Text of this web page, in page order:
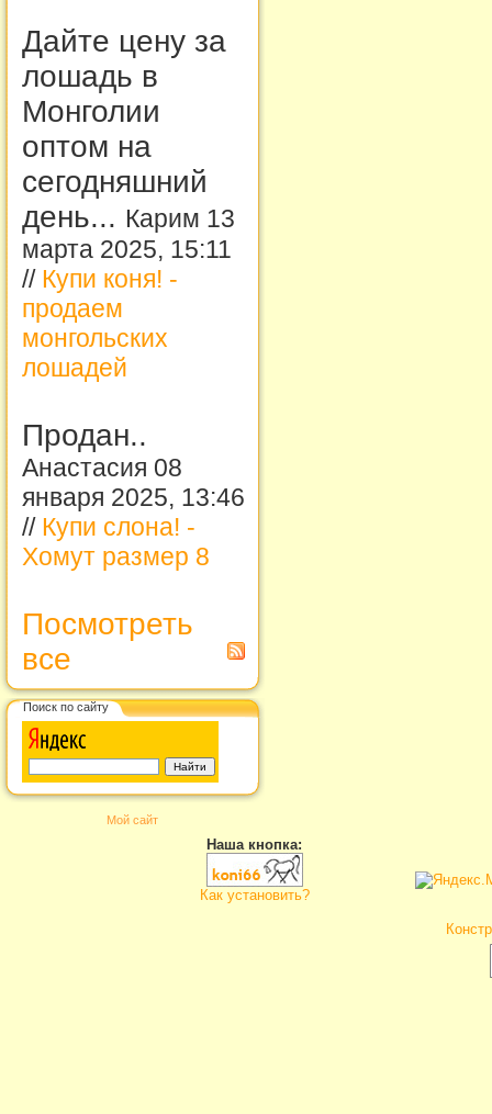
Дайте цену за
лошадь в
Монголии
оптом на
сегодняшний
день... Карим 13
марта 2025, 15:11
// Купи коня! -
продаем
монгольских
лошадей
Продан..
Анастасия 08
января 2025, 13:46
// Купи слона! -
Хомут размер 8
Посмотреть
все
Поиск по сайту
Мой сайт
Наша кнопка:
Как установить?